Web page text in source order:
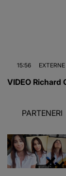
15:56 EXTERNE
VIDEO Richard
PARTENERI